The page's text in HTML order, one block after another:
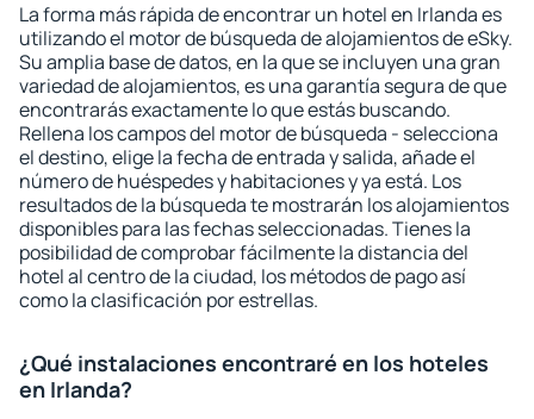
La forma más rápida de encontrar un hotel en Irlanda es
utilizando el motor de búsqueda de alojamientos de eSky.
Su amplia base de datos, en la que se incluyen una gran
variedad de alojamientos, es una garantía segura de que
encontrarás exactamente lo que estás buscando.
Rellena los campos del motor de búsqueda - selecciona
el destino, elige la fecha de entrada y salida, añade el
número de huéspedes y habitaciones y ya está. Los
resultados de la búsqueda te mostrarán los alojamientos
disponibles para las fechas seleccionadas. Tienes la
posibilidad de comprobar fácilmente la distancia del
hotel al centro de la ciudad, los métodos de pago así
como la clasificación por estrellas.
¿Qué instalaciones encontraré en los hoteles
en Irlanda?